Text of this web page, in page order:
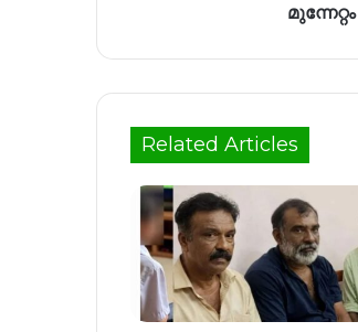
മുന്നേറ്റം
Related Articles